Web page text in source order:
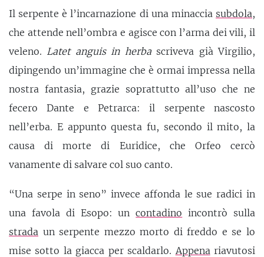
Il serpente è l’incarnazione di una minaccia subdola,
che attende nell’ombra e agisce con l’arma dei vili, il
veleno. Latet anguis in herbascriveva già Virgilio,
dipingendo un’immagine che è ormai impressa nella
nostra fantasia, grazie soprattutto all’uso che ne
fecero Dante e Petrarca: il serpente nascosto
nell’erba. E appunto questa fu, secondo il mito, la
causa di morte di Euridice, che Orfeo cercò
vanamente di salvare col suo canto.
“Una serpe in seno” invece affonda le sue radici in
una favola di Esopo: uncontadino incontrò sulla
strada un serpente mezzo morto di freddo e se lo
mise sotto la giacca per scaldarlo. Appena riavutosi